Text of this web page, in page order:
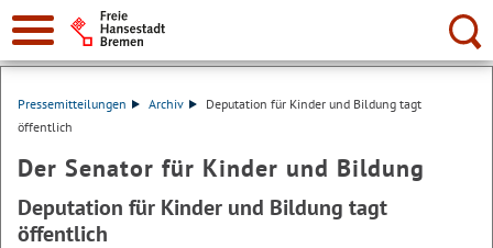
Suche:
Pressemitteilungen Archiv
Deputation für Kinder und Bildung tagt
öffentlich
Der Senator für Kinder und Bildung
Deputation für Kinder und Bildung tagt
öffentlich